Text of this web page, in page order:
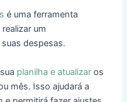
é uma ferramenta
um
despesas.
planilha e atualizar os
mês. Isso ajudará a